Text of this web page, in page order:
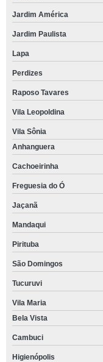
Jardim América
Jardim Paulista
Lapa
Perdizes
Raposo Tavares
Vila Leopoldina
Vila Sônia
Anhanguera
Cachoeirinha
Freguesia do Ó
Jaçanã
Mandaqui
Pirituba
São Domingos
Tucuruvi
Vila Maria
Bela Vista
Cambuci
Higienópolis